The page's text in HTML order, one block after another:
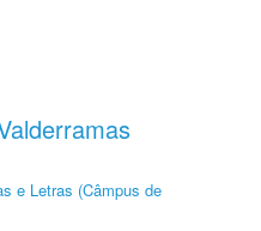
e Letras (Câmpus de